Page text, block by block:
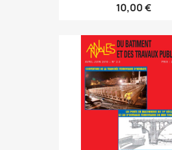
10,00 €